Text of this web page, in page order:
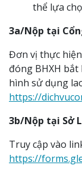
thể lựa
3a/Nộp tại
Đơn vị thực
đóng BHXH bắt
hình sử dụng
https://
3b/Nộp tại Sở
Truy cập vào
https://